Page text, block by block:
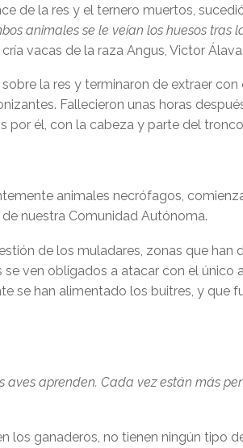
de la res y el ternero muertos,
animales se le veían los huesos
vacas de la raza Angus, Victor Álava.
la res y terminaron de extraer
Fallecieron unas horas
por él, con la cabeza y parte del
animales necrófagos,
nuestra Comunidad Autónoma.
de los muladares, zonas que han
ven obligados a atacar con el
se han alimentado los buitres, y que
aves aprenden. Cada vez están más
ganaderos, no tienen ningún tipo